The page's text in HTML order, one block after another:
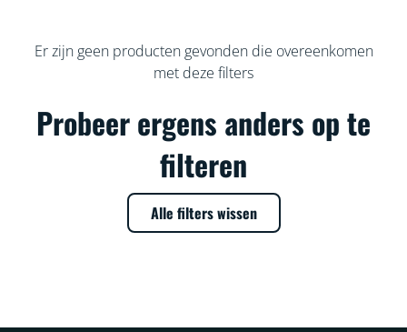
Er zijn geen producten gevonden die overeenkomen
met deze filters
Probeer ergens anders op te
filteren
Alle filters wissen